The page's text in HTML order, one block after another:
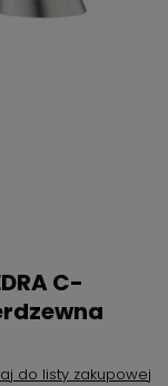
C-
do listy zakupowej